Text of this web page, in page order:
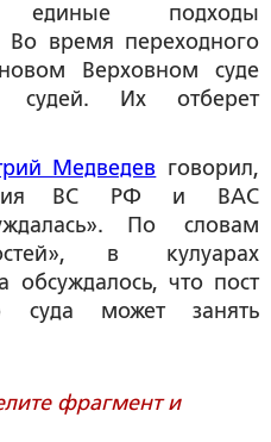
единые подходы
время переходного
Верховном суде
судей. Их отберет
Медведев говорил,
ВС РФ и ВАС
По словам
в кулуарах
обсуждалось, что пост
суда может занять
фрагмент и